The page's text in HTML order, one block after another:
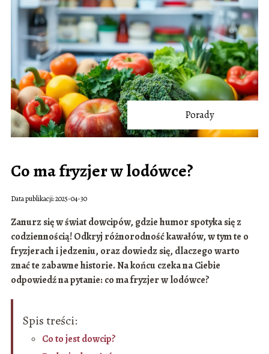
Porady
Co ma fryzjer w lodówce?
Data publikacji: 2025-04-30
Zanurz się w świat dowcipów, gdzie humor spotyka się z
codziennością! Odkryj różnorodność kawałów, w tym te o
fryzjerach i jedzeniu, oraz dowiedz się, dlaczego warto
znać te zabawne historie. Na końcu czeka na Ciebie
odpowiedź na pytanie: co ma fryzjer w lodówce?
Spis treści:
Co to jest dowcip?